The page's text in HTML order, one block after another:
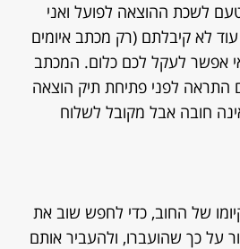
לשכת ההוצאה לפועל ואני
לא קיבלתם (רק מכתב איומים
אי אפשר לעקל לכם כלום. המכתב
לפני פתיחת תיק הוצאה
חובה אבל מקובל לשלוח
של החוב, כדי לחפש שוב את
על כך שהועברו, ולהעביר אותם